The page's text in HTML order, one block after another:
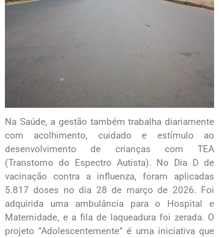
Na Saúde, a gestão também trabalha diariamente
com acolhimento, cuidado e estímulo ao
desenvolvimento de crianças com TEA
(Transtorno do Espectro Autista). No Dia D de
vacinação contra a influenza, foram aplicadas
5.817 doses no dia 28 de março de 2026. Foi
adquirida uma ambulância para o Hospital e
Maternidade, e a fila de laqueadura foi zerada. O
projeto “Adolescentemente” é uma iniciativa que